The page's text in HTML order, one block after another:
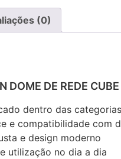
(0)
DOME DE REDE
dentro das
e compatibilidade com
e design moderno
utilização no dia a dia